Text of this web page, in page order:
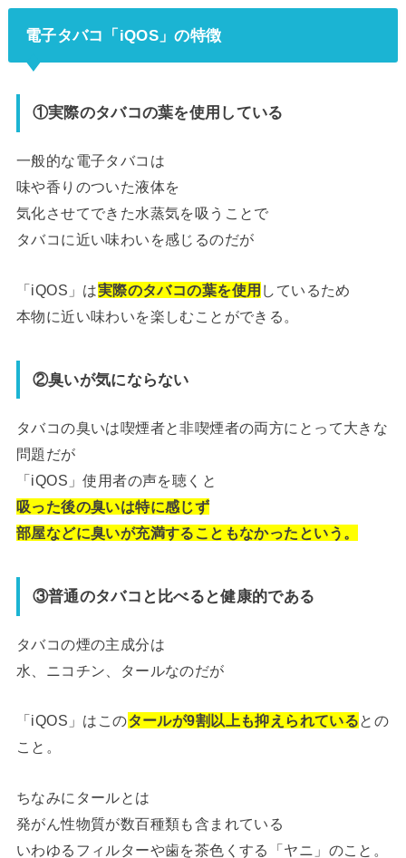
電子タバコ「iQOS」の特徴
①実際のタバコの葉を使用している
一般的な電子タバコは
味や香りのついた液体を
気化させてできた水蒸気を吸うことで
タバコに近い味わいを感じるのだが
「iQOS」は実際のタバコの葉を使用 しているため
本物に近い味わいを楽しむことができる。
②臭いが気にならない
タバコの臭いは喫煙者と非喫煙者の両方にとって大きな
問題だが
「iQOS」使用者の声を聴くと
吸った後の臭いは特に感じず
部屋などに臭いが充満することもなかったという。
③普通のタバコと比べると健康的である
タバコの煙の主成分は
水、ニコチン、タールなのだが
「iQOS」はこのタールが9割以上も抑えられているとの
こと。
ちなみにタールとは
発がん性物質が数百種類も含まれている
いわゆるフィルターや歯を茶色くする「ヤニ」のこと。